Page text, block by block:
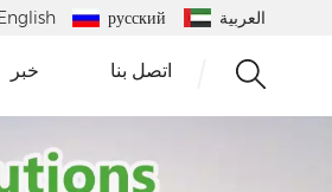
русский العربية
خبر اتصل بنا